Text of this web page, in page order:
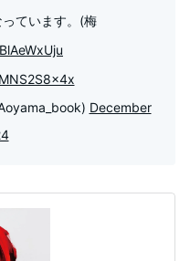
ています。(梅
December